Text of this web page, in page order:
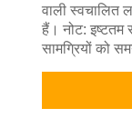
वाली स्वचालित
हैं। नोट: इष्टतम
सामग्रियों को